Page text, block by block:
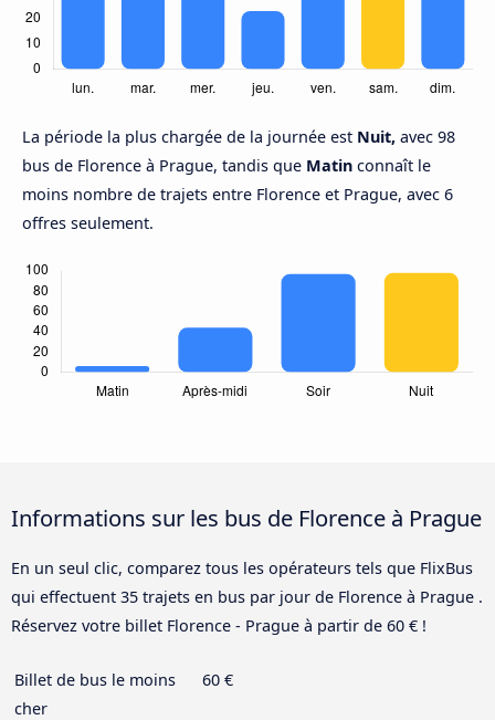
La période la plus chargée de la journée est Nuit, avec 98
bus de Florence à Prague, tandis que Matin connaît le
moins nombre de trajets entre Florence et Prague, avec 6
offres seulement.
Informations sur les bus de Florence à Prague
En un seul clic, comparez tous les opérateurs tels que FlixBus
qui effectuent 35 trajets en bus par jour de Florence à Prague .
Réservez votre billet Florence - Prague à partir de 60 € !
Billet de bus le moins
cher
60 €